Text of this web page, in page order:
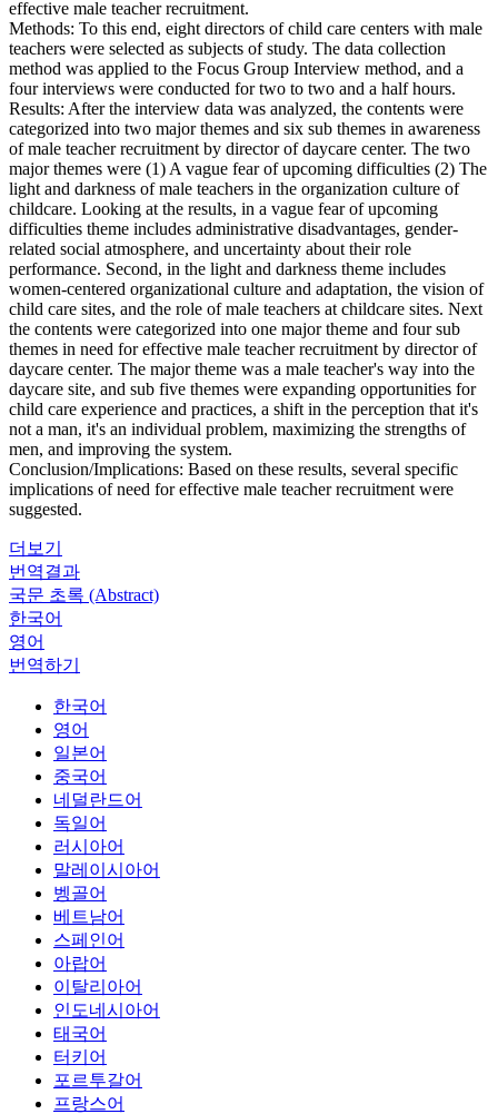
effective male teacher recruitment.
Methods: To this end, eight directors of child care centers with male
teachers were selected as subjects of study. The data collection
method was applied to the Focus Group Interview method, and a
four interviews were conducted for two to two and a half hours.
Results: After the interview data was analyzed, the contents were
categorized into two major themes and six sub themes in awareness
of male teacher recruitment by director of daycare center. The two
major themes were (1) A vague fear of upcoming difficulties (2) The
light and darkness of male teachers in the organization culture of
childcare. Looking at the results, in a vague fear of upcoming
difficulties theme includes administrative disadvantages, gender-
related social atmosphere, and uncertainty about their role
performance. Second, in the light and darkness theme includes
women-centered organizational culture and adaptation, the vision of
child care sites, and the role of male teachers at childcare sites. Next
the contents were categorized into one major theme and four sub
themes in need for effective male teacher recruitment by director of
daycare center. The major theme was a male teacher's way into the
daycare site, and sub five themes were expanding opportunities for
child care experience and practices, a shift in the perception that it's
not a man, it's an individual problem, maximizing the strengths of
men, and improving the system.
Conclusion/Implications: Based on these results, several specific
implications of need for effective male teacher recruitment were
suggested.
더보기
번역결과
국문 초록 (Abstract)
한국어
영어
번역하기
한국어
영어
일본어
중국어
네덜란드어
독일어
러시아어
말레이시아어
벵골어
베트남어
스페인어
아랍어
이탈리아어
인도네시아어
태국어
터키어
포르투갈어
프랑스어